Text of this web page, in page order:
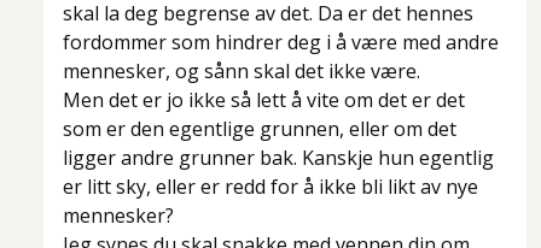
skal la deg begrense av det. Da er det hennes
fordommer som hindrer deg i å være med andre
mennesker, og sånn skal det ikke være.
Men det er jo ikke så lett å vite om det er det
som er den egentlige grunnen, eller om det
ligger andre grunner bak. Kanskje hun egentlig
er litt sky, eller er redd for å ikke bli likt av nye
mennesker?